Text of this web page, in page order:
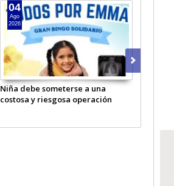
Niña debe someterse a una
costosa y riesgosa operación
04
Ago
2026